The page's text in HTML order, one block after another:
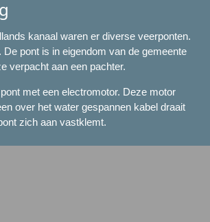
kanaal waren er diverse veerponten.
De pont is in eigendom van de gemeente
verpacht aan een pachter.
met een electromotor. Deze motor
over het water gespannen kabel draait
zich aan vastklemt.